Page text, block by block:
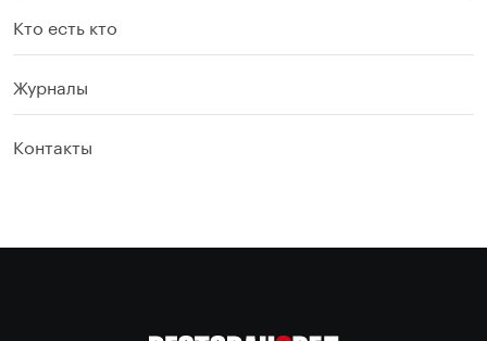
Кто есть кто
Журналы
Контакты